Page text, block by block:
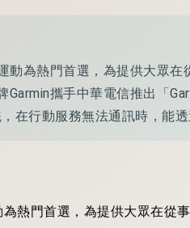
動為熱門首選，為提供大眾
攜手中華電信推出「
在行動服務無法通訊時，能透
熱門首選，為提供大眾在從